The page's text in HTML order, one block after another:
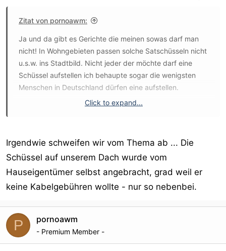
Zitat von pornoawm:
Ja und da gibt es Gerichte die meinen sowas darf man
nicht! In Wohngebieten passen solche Satschüsseln nicht
u.s.w. ins Stadtbild. Nicht jeder der möchte darf eine
Schüssel aufstellen ich behaupte sogar die wenigsten
Menschen in Deutschland dürfen eine aufstellen.
deutsche Gerichte und was die an Kohle verpulvern sollte
man sich mal anschauen (vor allem was so ein
Robenträger verdient). Ja und mit einemmal wird das
Wohngebiet nicht verschandelt.
Click to expand...
Irgendwie schweifen wir vom Thema ab ... Die
Schüssel auf unserem Dach wurde vom
Hauseigentümer selbst angebracht, grad weil er
keine Kabelgebühren wollte - nur so nebenbei.
P pornoawm
- Premium Member -